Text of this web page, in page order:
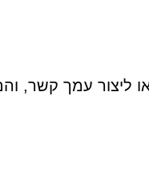
ליצור עמך קשר,